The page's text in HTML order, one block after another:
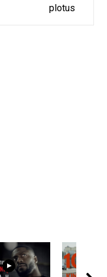
plotus